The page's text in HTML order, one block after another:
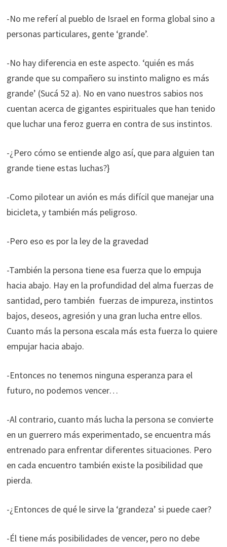
-No me referí al pueblo de Israel en forma global sino a
personas particulares, gente ‘grande’.
-No hay diferencia en este aspecto. ‘quién es más
grande que su compañero su instinto maligno es más
grande’ (Sucá 52 a). No en vano nuestros sabios nos
cuentan acerca de gigantes espirituales que han tenido
que luchar una feroz guerra en contra de sus instintos.
-¿Pero cómo se entiende algo así, que para alguien tan
grande tiene estas luchas?}
-Como pilotear un avión es más difícil que manejar una
bicicleta, y también más peligroso.
-Pero eso es por la ley de la gravedad
-También la persona tiene esa fuerza que lo empuja
hacia abajo. Hay en la profundidad del alma fuerzas de
santidad, pero también fuerzas de impureza, instintos
bajos, deseos, agresión y una gran lucha entre ellos.
Cuanto más la persona escala más esta fuerza lo quiere
empujar hacia abajo.
-Entonces no tenemos ninguna esperanza para el
futuro, no podemos vencer…
-Al contrario, cuanto más lucha la persona se convierte
en un guerrero más experimentado, se encuentra más
entrenado para enfrentar diferentes situaciones. Pero
en cada encuentro también existe la posibilidad que
pierda.
-¿Entonces de qué le sirve la ‘grandeza’ si puede caer?
-Él tiene más posibilidades de vencer, pero no debe